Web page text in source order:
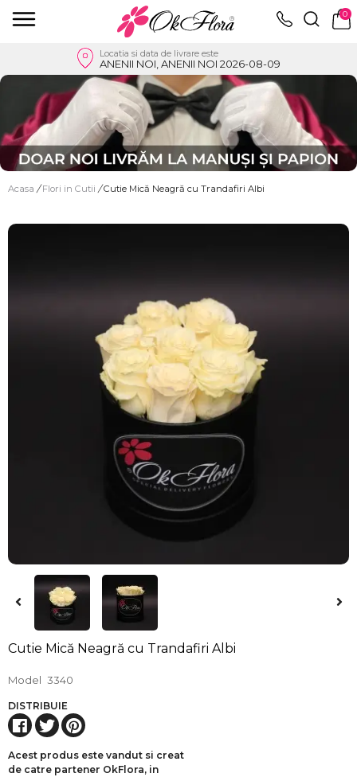
0
Locatia si data de livrare este
ANENII NOI, ANENII NOI 2026-08-09
Acasa / Flori in Cutii / Cutie Mică Neagră cu Trandafiri Albi
Cutie Mică Neagră cu Trandafiri Albi
Model 3340
DISTRIBUIE
Acest produs este vandut si creat
de catre partener OkFlora, in